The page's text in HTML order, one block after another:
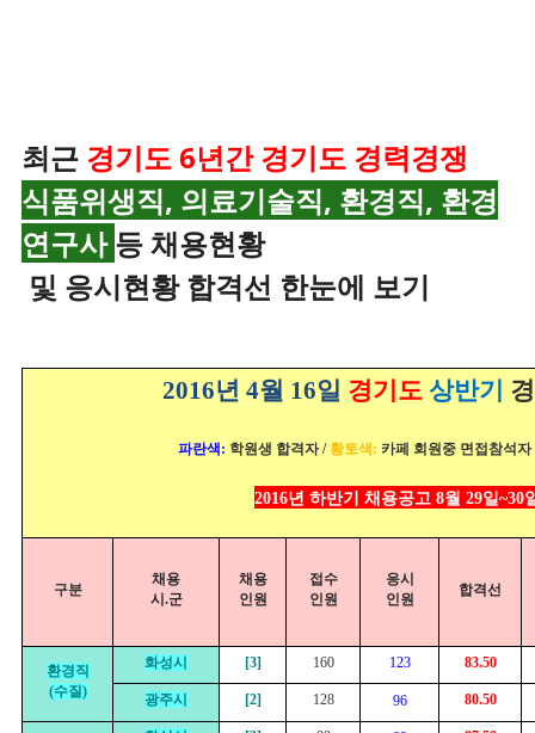
최근 경기도 6년간 경기도 경력경쟁
식품위생직, 의료기술직, 환경직, 환경
연구사등 채용현황
및 응시현황 합격선 한눈에 보기
2016년 4월 16일 경기도 상반기
파란색: 학원생 합격자 / 황토색: 카페 회원중 면접참석
2016년 하반기 채용공고 8월 29일~30
구분
채용
시.군
채용
인원
접수
인원
응시
인원
합격선
환경직
(수질)
화성시 [3] 160 123 83.50
광주시 [2] 128 96 80.50